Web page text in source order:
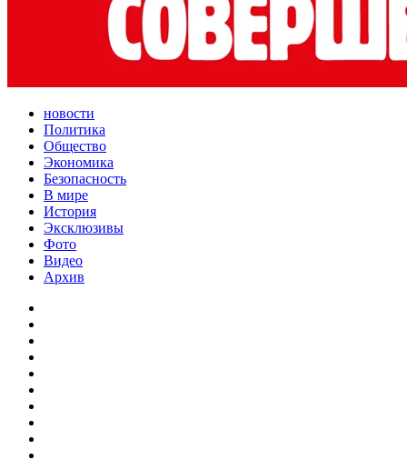
новости
Политика
Общество
Экономика
Безопасность
В мире
История
Эксклюзивы
Фото
Видео
Архив